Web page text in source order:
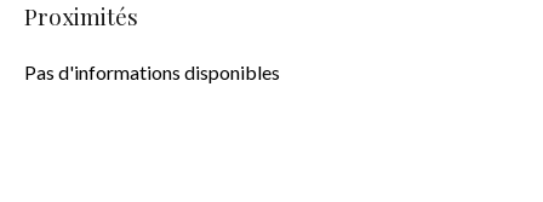
Proximités
Pas d'informations disponibles